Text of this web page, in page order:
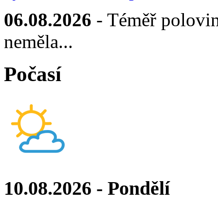
06.08.2026 - Téměř
neměla...
Počasí
10.08.2026 - Pondělí